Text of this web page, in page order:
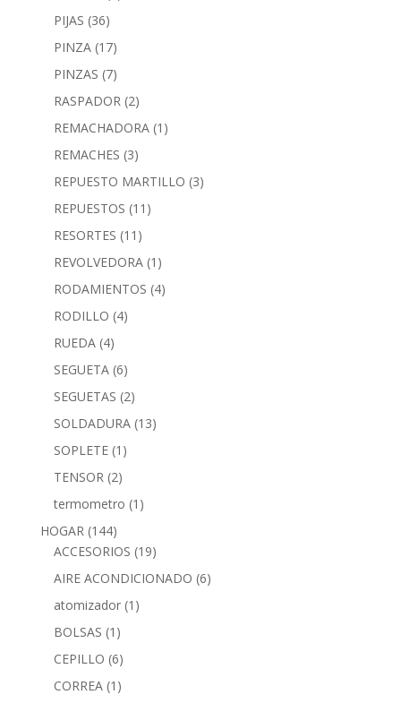
PIJAS (36)
PINZA (17)
PINZAS (7)
RASPADOR (2)
REMACHADORA (1)
REMACHES (3)
REPUESTO MARTILLO (3)
REPUESTOS (11)
RESORTES (11)
REVOLVEDORA (1)
RODAMIENTOS (4)
RODILLO (4)
RUEDA (4)
SEGUETA (6)
SEGUETAS (2)
SOLDADURA (13)
SOPLETE (1)
TENSOR (2)
termometro (1)
HOGAR (144)
ACCESORIOS (19)
AIRE ACONDICIONADO (6)
atomizador (1)
BOLSAS (1)
CEPILLO (6)
CORREA (1)